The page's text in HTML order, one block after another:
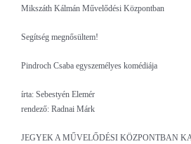
Mikszáth Kálmán Művelődési Központban
Segítség megnősültem!
Pindroch Csaba egyszemélyes komédiája
írta: Sebestyén Elemér
rendező: Radnai Márk
JEGYEK A MŰVELŐDÉSI KÖZPONTBAN